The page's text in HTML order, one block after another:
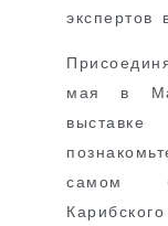
экспертов
мая в
самом